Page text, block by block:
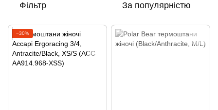
Фільтр За популярністю
−30%